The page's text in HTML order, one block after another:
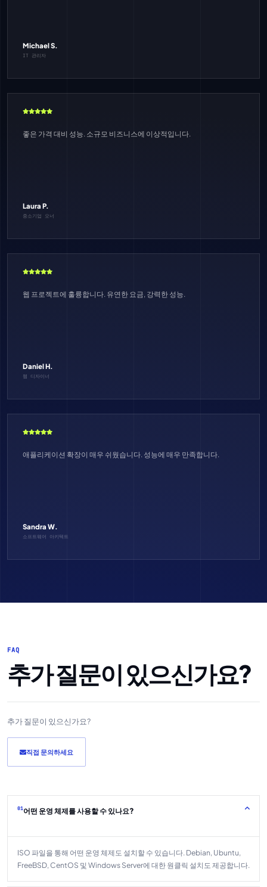
Michael S.
IT 관리자
좋은 가격 대비 성능. 소규모 비즈니스에 이상적입니다.
Laura P.
중소기업 오너
웹 프로젝트에 훌륭합니다. 유연한 요금, 강력한 성능.
Daniel H.
웹 디자이너
애플리케이션 확장이 매우 쉬웠습니다. 성능에 매우 만족합니다.
Sandra W.
소프트웨어 아키텍트
FAQ
추가 질문이 있으신가요?
추가 질문이 있으신가요?
직접 문의하세요
01어떤 운영 체제를 사용할 수 있나요?
ISO 파일을 통해 어떤 운영 체제도 설치할 수 있습니다. Debian, Ubuntu,
FreeBSD, CentOS 및 Windows Server에 대한 원클릭 설치도 제공합니다.